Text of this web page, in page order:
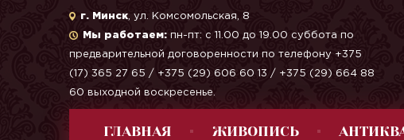
г. Минск , ул. Комсомольская, 8
Мы работаем: пн-пт: с 11.00 до 19.00 суббота по
предварительной договоренности по телефону +375
(17) 365 27 65 / +375 (29) 606 60 13 / +375 (29) 664 88
60 выходной воскресенье.
ГЛАВНАЯ ЖИВОПИСЬ